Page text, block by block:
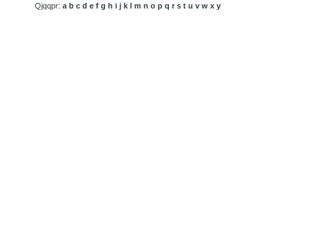
Qjqqpr: a b c d e f g h i j k l m n o p q r s t u v w x y